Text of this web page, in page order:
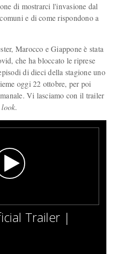
di mostrarci l'invasione dal
e di come rispondono a
Marocco e Giappone è stata
che ha bloccato le riprese
di dieci della stagione uno
oggi 22 ottobre, per poi
Vi lasciamo con il trailer
.
Trailer |